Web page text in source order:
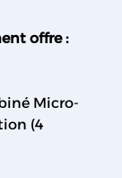
offre :
Micro-
(4